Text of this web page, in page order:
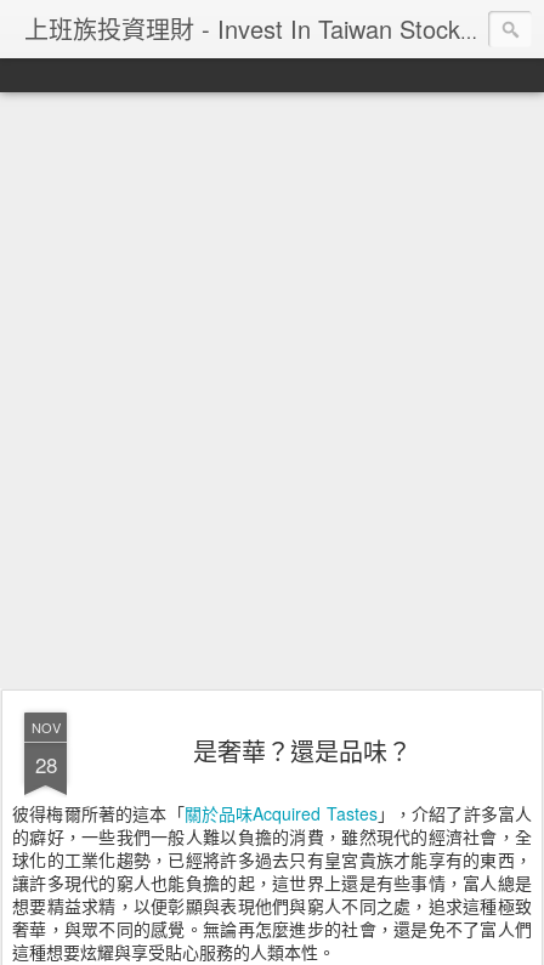
上班族投資理財 - Invest In Taiwan Stock Market
NOV
28 是奢華？還是品味？
彼得梅爾所著的這本「關於品味Acquired Tastes」，介紹了許多富人
的癖好，一些我們一般人難以負擔的消費，雖然現代的經濟社會，全
球化的工業化趨勢，已經將許多過去只有皇宮貴族才能享有的東西，
讓許多現代的窮人也能負擔的起，這世界上還是有些事情，富人總是
想要精益求精，以便彰顯與表現他們與窮人不同之處，追求這種極致
奢華，與眾不同的感覺。無論再怎麼進步的社會，還是免不了富人們
這種想要炫耀與享受貼心服務的人類本性。